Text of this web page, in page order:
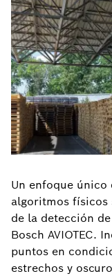
Un enfoque
algoritmos físicos
de la detección
Bosch AVIOTEC.
puntos en
estrechos y